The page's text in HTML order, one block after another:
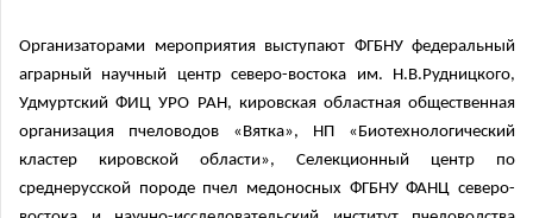
Организаторами мероприятия выступают ФГБНУ федеральный
аграрный научный центр северо-востока им. Н.В.Рудницкого,
Удмуртский ФИЦ УРО РАН, кировская областная общественная
организация пчеловодов «Вятка», НП «Биотехнологический
кластер кировской области», Селекционный центр по
среднерусской породе пчел медоносных ФГБНУ ФАНЦ северо-